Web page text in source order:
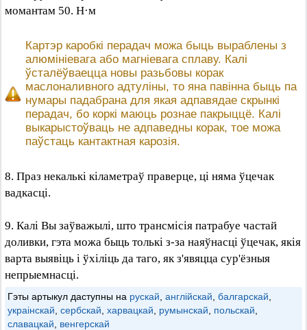
момантам 50. Н·м
Картэр каробкі перадач можа быць выраблены з
алюмініевага або магніевага сплаву. Калі
ўсталёўваецца новы разьбовы корак
маслоналивного адтуліны, то яна павінна быць па
нумары падабрана для якая адпавядае скрынкі
перадач, бо коркі маюць рознае пакрыццё. Калі
выкарыстоўваць не адпаведны корак, тое можа
паўстаць кантактная карозія.
8. Праз некалькі кіламетраў праверце, ці няма ўцечак
вадкасці.
9. Калі Вы заўважылі, што трансмісія патрабуе частай
доливки, гэта можа быць толькі з-за наяўнасці ўцечак, якія
варта выявіць і ўхіліць да таго, як з'явяцца сур'ёзныя
непрыемнасці.
Гэты артыкул даступны на рускай англійскай балгарскай
украінскай сербскай харвацкай румынскай польскай
славацкай
венгерскай